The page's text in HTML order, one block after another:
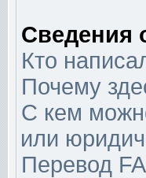
Сведения
Кто
Почему
С кем
или
Перевод